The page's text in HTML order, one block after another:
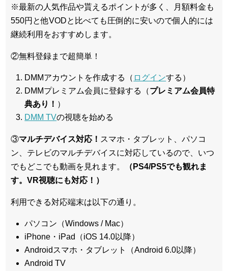
※最新の人気作品や貰えるポイントが多く、月額料金も
550円と他VODと比べても圧倒的に安いので個人的には
継続利用をおすすめします。
②無料登録まで超簡単！
DMMアカウントを作成する（ ログインする）
DMMプレミアム会員に登録する（プレミアム会員特
典あり！ ）
DMM TVの視聴を始める
③マルチデバイス対応！ スマホ・タブレット、パソコ
ン、テレビのマルチデバイスに対応しているので、いつ
でもどこでも動画を見れます。
（PS4/PS5でも観れま
す。VR視聴にも対応！）
利用できる対応端末は以下の通り。
パソコン（Windows / Mac）
iPhone・iPad（iOS 14.0以降）
Androidスマホ・タブレット（Android 6.0以降）
Android TV